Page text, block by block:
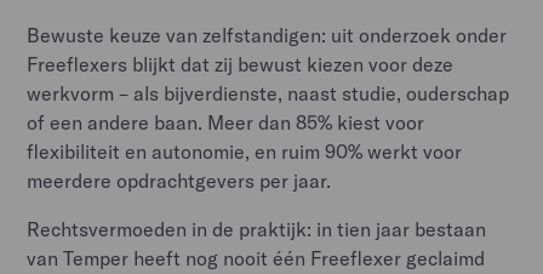
Bewuste keuze van zelfstandigen: uit onderzoek onder
Freeflexers blijkt dat zij bewust kiezen voor deze
werkvorm – als bijverdienste, naast studie, ouderschap
of een andere baan. Meer dan 85% kiest voor
flexibiliteit en autonomie, en ruim 90% werkt voor
meerdere opdrachtgevers per jaar.
Rechtsvermoeden in de praktijk: in tien jaar bestaan
van Temper heeft nog nooit één Freeflexer geclaimd